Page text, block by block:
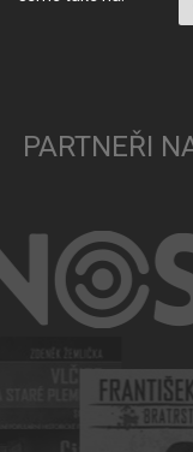
PARTNEŘI